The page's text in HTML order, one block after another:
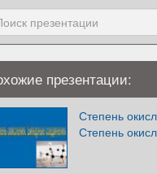
презентации:
Степень
Степень